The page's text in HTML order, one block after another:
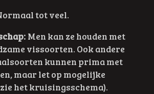
tot veel.
Men kan ze houden met
vissoorten. Ook andere
kunnen prima met
maar let op mogelijke
het kruisingsschema).